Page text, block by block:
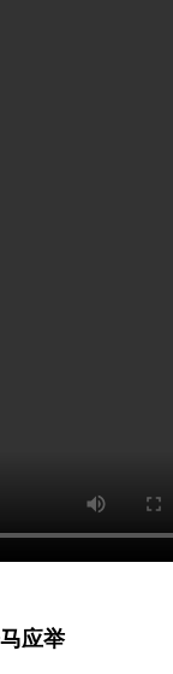
应举